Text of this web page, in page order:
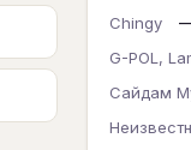
Chingy
G-POL,
Сайдам